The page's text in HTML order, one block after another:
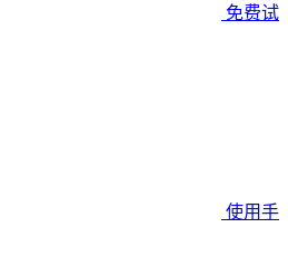
免费试
使用手